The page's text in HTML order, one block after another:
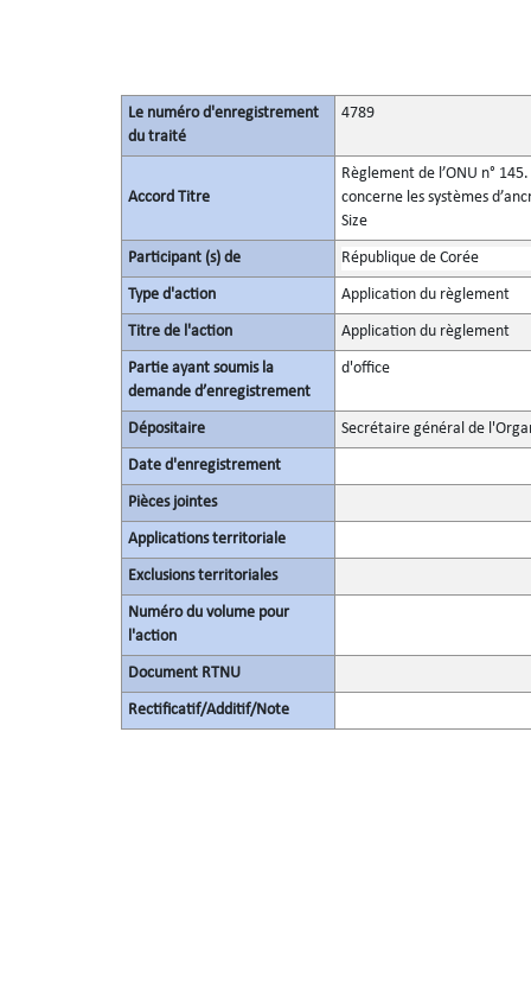
Le numéro d'enregistrement
du traité
4789
Accord Titre
Règlement de l’ONU n°
concerne les systèmes
Size
Participant (s) de République de Corée
Type d'action Application du règlement
Titre de l'action Application du règlement
Partie ayant soumis la
demande d’enregistrement
d'office
Dépositaire Secrétaire général de
Date d'enregistrement
Pièces jointes
Applications territoriale
Exclusions territoriales
Numéro du volume pour
l'action
Document RTNU
Rectificatif/Additif/Note